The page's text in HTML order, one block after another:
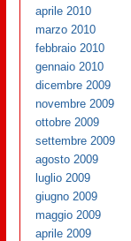
aprile 2010
marzo 2010
febbraio 2010
gennaio 2010
dicembre 2009
novembre 2009
ottobre 2009
settembre 2009
agosto 2009
luglio 2009
giugno 2009
maggio 2009
aprile 2009